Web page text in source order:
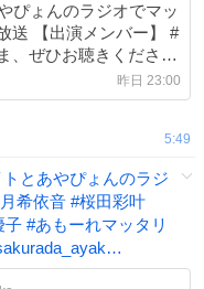
ぴょんのラジオでマッ
送 【出演メンバー】 #
昨日 23:00
5:49
とあやぴょんのラジ
希依音 #桜田彩叶
子 #あもーれマッタリ